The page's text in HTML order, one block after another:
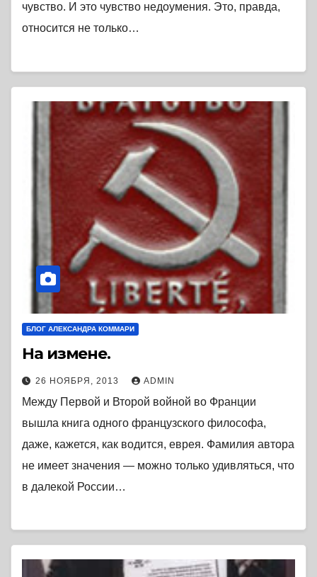
чувство. И это чувство недоумения. Это, правда,
относится не только…
БЛОГ АЛЕКСАНДРА КОММАРИ
На измене.
26 НОЯБРЯ, 2013 ADMIN
Между Первой и Второй войной во Франции
вышла книга одного французского философа,
даже, кажется, как водится, еврея. Фамилия автора
не имеет значения — можно только удивляться, что
в далекой России…